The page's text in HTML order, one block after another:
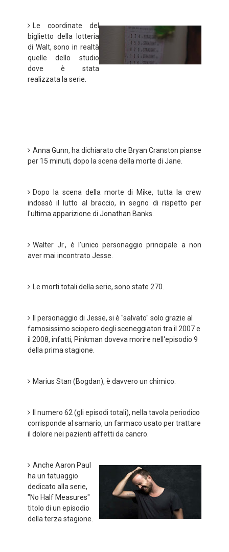
Le coordinate del
biglietto della lotteria
di Walt, sono in realtà
quelle dello studio
dove è stata
realizzata la serie.
Anna Gunn, ha dichiarato che Bryan Cranston pianse
per 15 minuti, dopo la scena della morte di Jane.
Dopo la scena della morte di Mike, tutta la crew
indossò il lutto al braccio, in segno di rispetto per
l'ultima apparizione di Jonathan Banks.
Walter Jr., è l'unico personaggio principale a non
aver mai incontrato Jesse.
Le morti totali della serie, sono state 270.
Il personaggio di Jesse, si è "salvato" solo grazie al
famosissimo sciopero degli sceneggiatori tra il 2007 e
il 2008, infatti, Pinkman doveva morire nell'episodio 9
della prima stagione.
Marius Stan (Bogdan), è davvero un chimico.
Il numero 62 (gli episodi totali), nella tavola periodico
corrisponde al samario, un farmaco usato per trattare
il dolore nei pazienti affetti da cancro.
Anche Aaron Paul
ha un tatuaggio
dedicato alla serie,
"No Half Measures"
titolo di un episodio
della terza stagione.